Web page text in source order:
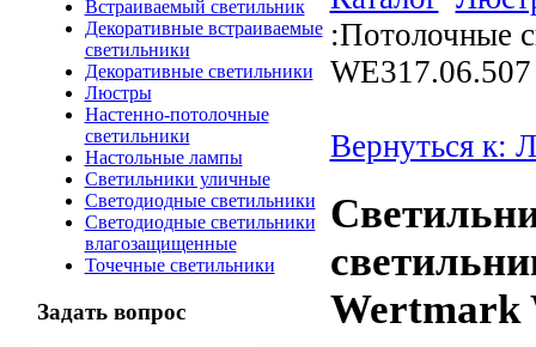
Встраиваемый светильник
Декоративные встраиваемые
светильники
Декоративные светильники
Люстры
Настенно-потолочные
светильники
Настольные лампы
Светильники уличные
Светодиодные светильники
Светодиодные светильники
влагозащищенные
Точечные светильники
Задать вопрос
:Потолочные
WE317.06.507
Вернуться к:
Wertmark